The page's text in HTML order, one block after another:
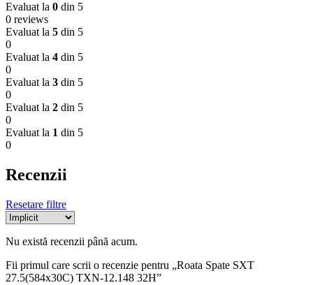
Evaluat la 0 din 5
0 reviews
Evaluat la 5 din 5
0
Evaluat la 4 din 5
0
Evaluat la 3 din 5
0
Evaluat la 2 din 5
0
Evaluat la 1 din 5
0
Recenzii
Resetare filtre
Nu există recenzii până acum.
Fii primul care scrii o recenzie pentru „Roata Spate SXT
27.5(584x30C) TXN-12.148 32H”